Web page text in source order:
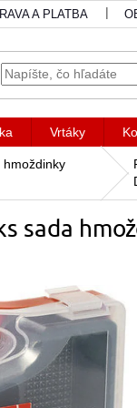
A PLATBA
Vrtáky
hmoždinky
sada